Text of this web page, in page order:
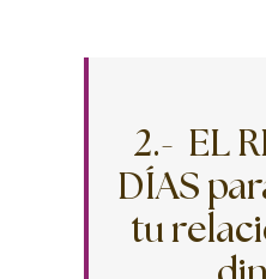
2.- EL
DÍAS
tu